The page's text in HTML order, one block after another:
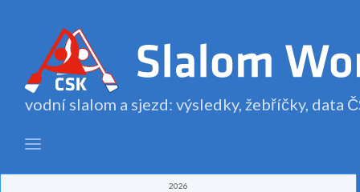
vodní slalom a sjezd: výsledky, žebříčky, data
2026